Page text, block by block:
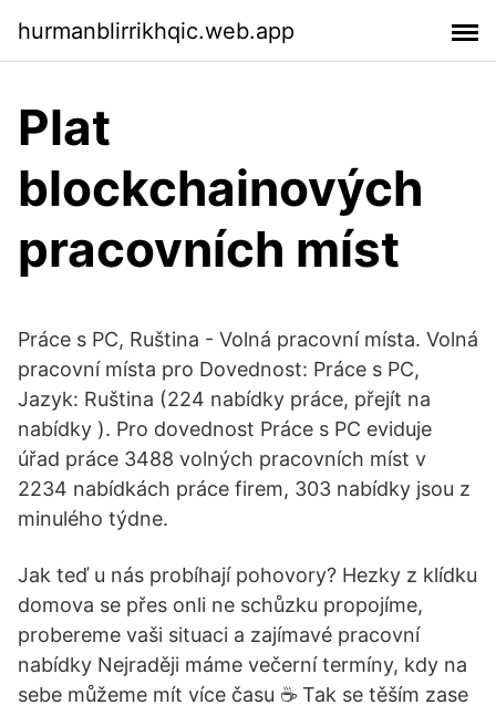
hurmanblirrikhqic.web.app
Plat
blockchainových
pracovních míst
Práce s PC, Ruština - Volná pracovní místa. Volná
pracovní místa pro Dovednost: Práce s PC,
Jazyk: Ruština (224 nabídky práce, přejít na
nabídky ). Pro dovednost Práce s PC eviduje
úřad práce 3488 volných pracovních míst v
2234 nabídkách práce firem, 303 nabídky jsou z
minulého týdne.
Jak teď u nás probíhají pohovory? Hezky z klídku
domova se přes onli ne schůzku propojíme,
probereme vaši situaci a zajímavé pracovní
nabídky Nejraději máme večerní termíny, kdy na
sebe můžeme mít více času ☕️ Tak se těším zase